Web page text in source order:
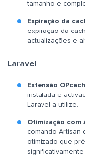
tamanho e
Expiração da
expiração da
actualizações e
Laravel
Extensão
instalada e
Laravel a utilize.
Otimização com
comando Artisan
otimizado que